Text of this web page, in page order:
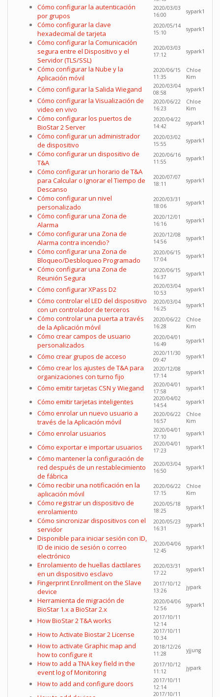
Cómo configurar la autenticación
por grupos
2020/03/03
16:00
sypark1
Cómo configurar la clave
hexadecimal de tarjeta
2020/05/14
15:10
sypark1
Cómo configurar la Comunicación
segura entre el Dispositivo y el
Servidor (TLS/SSL)
2020/03/03
17:12
sypark1
Cómo configurar la Nube y la
Aplicación móvil
2020/06/15
11:35
Chloe
Kim
Cómo configurar la Salida Wiegand
2020/03/04
08:58
sypark1
Cómo configurar la Visualización de
video en vivo
2020/06/22
16:23
Chloe
Kim
Cómo configurar los puertos de
BioStar 2 Server
2020/04/22
14:42
sypark1
Cómo configurar un administrador
de dispositivo
2020/03/02
15:55
sypark1
Cómo configurar un dispositivo de
T&A
2020/06/16
11:55
sypark1
Cómo configurar un horario de T&A
para Calcular o Ignorar el Tiempo de
Descanso
2020/07/07
18:11
sypark1
Cómo configurar un nivel
personalizado
2020/03/31
18:06
sypark1
Cómo configurar una Zona de
Alarma
2020/12/01
16:16
sypark1
Cómo configurar una Zona de
Alarma contra incendio?
2020/12/08
14:56
sypark1
Cómo configurar una Zona de
Bloqueo/Desbloqueo Programado
2020/06/15
17:04
sypark1
Cómo configurar una Zona de
Reunión Segura
2020/06/15
16:37
sypark1
Cómo configurar XPass D2
2020/03/04
10:53
sypark1
Cómo controlar el LED del dispositivo
con un controlador de terceros
2020/03/04
16:25
sypark1
Cómo controlar una puerta a través
de la Aplicación móvil
2020/06/22
16:28
Chloe
Kim
Cómo crear campos de usuario
personalizados
2020/04/01
16:49
sypark1
Cómo crear grupos de acceso
2020/11/30
09:47
sypark1
Cómo crear los ajustes de T&A para
organizaciones con turno fijo
2020/12/08
17:14
sypark1
Cómo emitir tarjetas CSN y Wiegand
2020/04/01
17:58
sypark1
Cómo emitir tarjetas inteligentes
2020/04/02
14:54
sypark1
Cómo enrolar un nuevo usuario a
través de la Aplicación móvil
2020/06/22
16:57
Chloe
Kim
Cómo enrolar usuarios
2020/04/01
17:10
sypark1
Cómo exportar e importar usuarios
2020/04/01
17:23
sypark1
Cómo mantener la configuración de
red después de un restablecimiento
de fábrica
2020/03/04
16:50
sypark1
Cómo recibir una notificación en la
aplicación móvil
2020/06/22
17:15
Chloe
Kim
Cómo registrar un dispositivo de
enrolamiento
2020/05/18
18:25
sypark1
Cómo sincronizar dispositivos con el
servidor
2020/05/23
16:31
sypark1
Disponible para iniciar sesión con ID,
ID de inicio de sesión o correo
electrónico
2020/04/06
12:45
sypark1
Enrolamiento de huellas dactilares
en un dispositivo esclavo
2020/03/31
17:22
sypark1
Fingerprint Enrollment on the Slave
device
2017/10/12
13:26
jypark
Herramienta de migración de
BioStar 1.x a BioStar 2.x
2020/04/06
12:56
sypark1
How BioStar 2 T&A works
2017/10/11
12:14
How to Activate Biostar 2 License
2017/10/11
10:34
How to activate Graphic map and
how to configure it
2018/12/26
11:28
yjjung
How to add a TNA key field in the
event log of Monitoring
2017/10/12
11:12
jypark
How to add and configure doors
2017/10/11
12:14
2017/10/11